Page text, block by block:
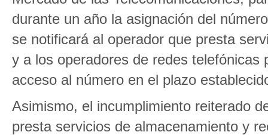
durante un año la asignación del
se notificará al operador que presta
y a los operadores de redes telefónicas
acceso al número en el plazo
Asimismo, el incumplimiento reiterado
presta servicios de almacenamiento y